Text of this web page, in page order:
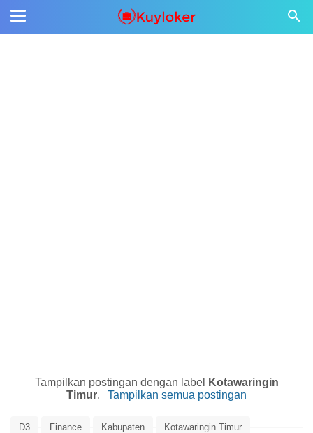
Tampilkan postingan dengan label
Kotawaringin
Timur. Tampilkan semua postingan
D3 Finance Kabupaten Kotawaringin Timur